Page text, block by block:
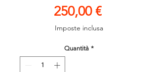
250,00 €Prezzo
Imposte inclusa
Quantità *